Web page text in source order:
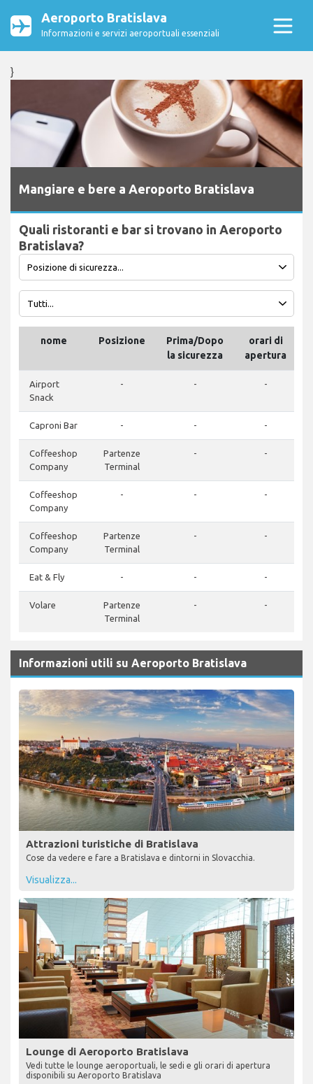
Aeroporto Bratislava
Informazioni e servizi aeroportuali essenziali
}
Mangiare e bere a Aeroporto Bratislava
Quali ristoranti e bar si trovano in Aeroporto
Bratislava?
nome Posizione
Prima/Dopo
la sicurezza
orari di
apertura
Airport
Snack
- - -
Caproni Bar - - -
Coffeeshop
Company
Partenze
Terminal
- -
Coffeeshop
Company
- - -
Coffeeshop
Company
Partenze
Terminal
- -
Eat & Fly - - -
Volare
Partenze
Terminal
- -
Informazioni utili su Aeroporto Bratislava
Attrazioni turistiche di Bratislava
Cose da vedere e fare a Bratislava e dintorni in Slovacchia.
Visualizza...
Lounge di Aeroporto Bratislava
Vedi tutte le lounge aeroportuali, le sedi e gli orari di apertura
disponibili su Aeroporto Bratislava